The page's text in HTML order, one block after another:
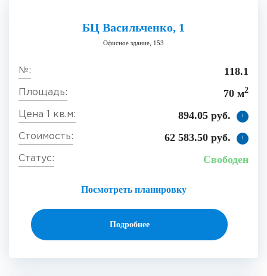
БЦ Васильченко, 1
Офисное здание, 153
118.1
70 м2
894.05 руб. !
62 583.50 руб. !
Посмотреть планировку
Свободен
Подробнее